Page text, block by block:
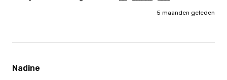
5 maanden geleden
Nadine